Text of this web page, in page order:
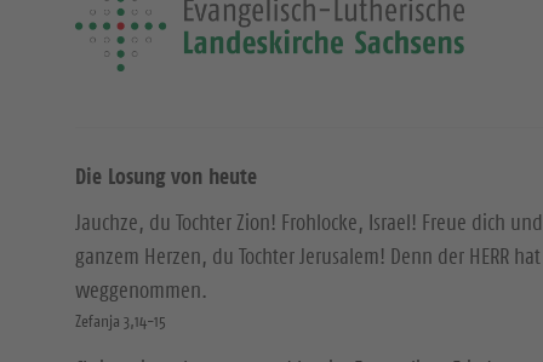
Die Losung von heute
Jauchze, du Tochter Zion! Frohlocke, Israel! Freue dich
ganzem Herzen, du Tochter Jerusalem! Denn der HERR
weggenommen.
Zefanja 3,14-15